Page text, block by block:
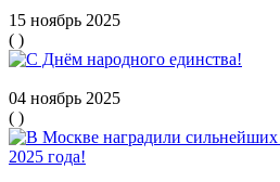
15 ноябрь 2025
( )
04 ноябрь 2025
( )